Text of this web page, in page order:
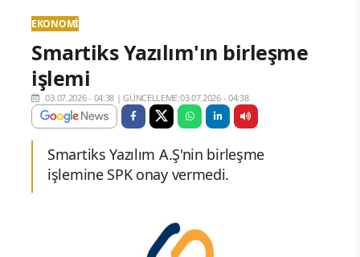
EKONOMI
Smartiks Yazılım'ın birleşme
işlemi
03.07.2026 - 04:38 |GÜNCELLEME:03.07.2026 - 04:38
Smartiks Yazılım A.Ş'nin birleşme
işlemine SPK onay vermedi.